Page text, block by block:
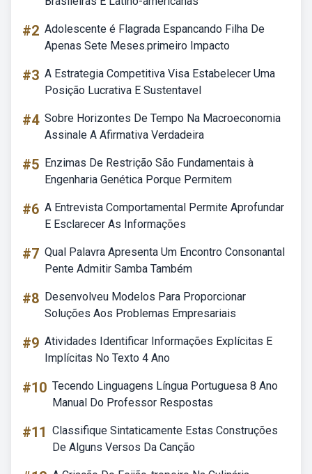
#2 Adolescente é Flagrada Espancando Filha De
Apenas Sete Meses.primeiro Impacto
#3 A Estrategia Competitiva Visa Estabelecer Uma
Posição Lucrativa E Sustentavel
#4 Sobre Horizontes De Tempo Na Macroeconomia
Assinale A Afirmativa Verdadeira
#5 Enzimas De Restrição São Fundamentais à
Engenharia Genética Porque Permitem
#6 A Entrevista Comportamental Permite Aprofundar
E Esclarecer As Informações
#7 Qual Palavra Apresenta Um Encontro Consonantal
Pente Admitir Samba Também
#8 Desenvolveu Modelos Para Proporcionar
Soluções Aos Problemas Empresariais
#9 Atividades Identificar Informações Explícitas E
Implícitas No Texto 4 Ano
#10 Tecendo Linguagens Língua Portuguesa 8 Ano
Manual Do Professor Respostas
#11 Classifique Sintaticamente Estas Construções
De Alguns Versos Da Canção